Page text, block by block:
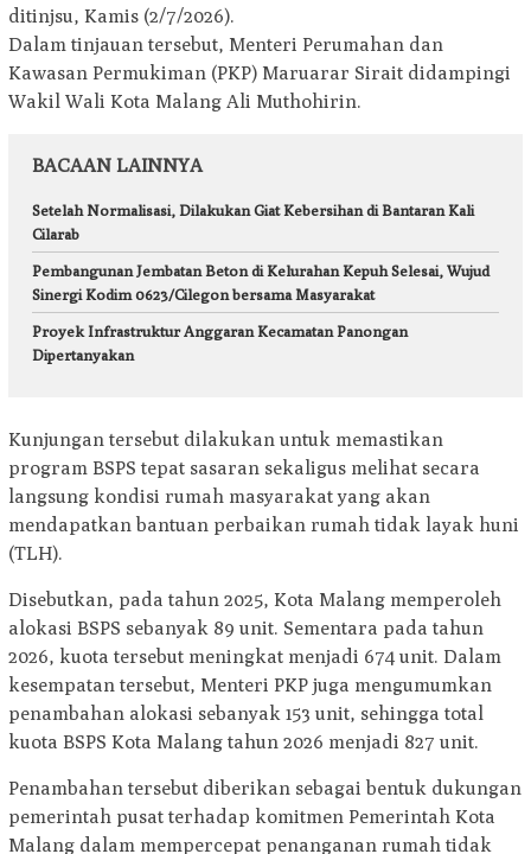
ditinjsu, Kamis (2/7/2026).
Dalam tinjauan tersebut, Menteri Perumahan dan
Kawasan Permukiman (PKP) Maruarar Sirait didampingi
Wakil Wali Kota Malang Ali Muthohirin.
BACAAN LAINNYA
Setelah Normalisasi, Dilakukan Giat Kebersihan di Bantaran Kali
Cilarab
Pembangunan Jembatan Beton di Kelurahan Kepuh Selesai, Wujud
Sinergi Kodim 0623/Cilegon bersama Masyarakat
Proyek Infrastruktur Anggaran Kecamatan Panongan
Dipertanyakan
Kunjungan tersebut dilakukan untuk memastikan
program BSPS tepat sasaran sekaligus melihat secara
langsung kondisi rumah masyarakat yang akan
mendapatkan bantuan perbaikan rumah tidak layak huni
(TLH).
Disebutkan, pada tahun 2025, Kota Malang memperoleh
alokasi BSPS sebanyak 89 unit. Sementara pada tahun
2026, kuota tersebut meningkat menjadi 674 unit. Dalam
kesempatan tersebut, Menteri PKP juga mengumumkan
penambahan alokasi sebanyak 153 unit, sehingga total
kuota BSPS Kota Malang tahun 2026 menjadi 827 unit.
Penambahan tersebut diberikan sebagai bentuk dukungan
pemerintah pusat terhadap komitmen Pemerintah Kota
Malang dalam mempercepat penanganan rumah tidak